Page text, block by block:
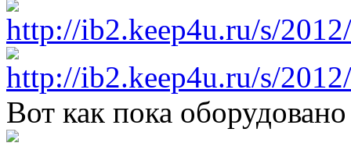
Вот как пока